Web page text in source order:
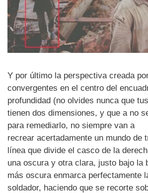
Y por último la perspectiva creada
convergentes en el centro del
profundidad (no olvides nunca que
tienen dos dimensiones, y que a no
para remediarlo, no siempre van a
recrear acertadamente un mundo de
línea que divide el casco de la
una oscura y otra clara, justo bajo la
más oscura enmarca perfectamente
soldador, haciendo que se recorte